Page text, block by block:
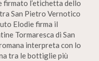
firmato l’etichetta dello
San Pietro Vernotico
Elodie firma il
Tormaresca di San
interpreta con lo
tra le bottiglie più